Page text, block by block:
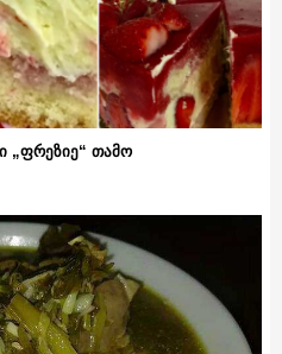
„ფრეზიე“ თამო